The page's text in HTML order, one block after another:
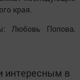
края.
Любовь Попова,
интересным в